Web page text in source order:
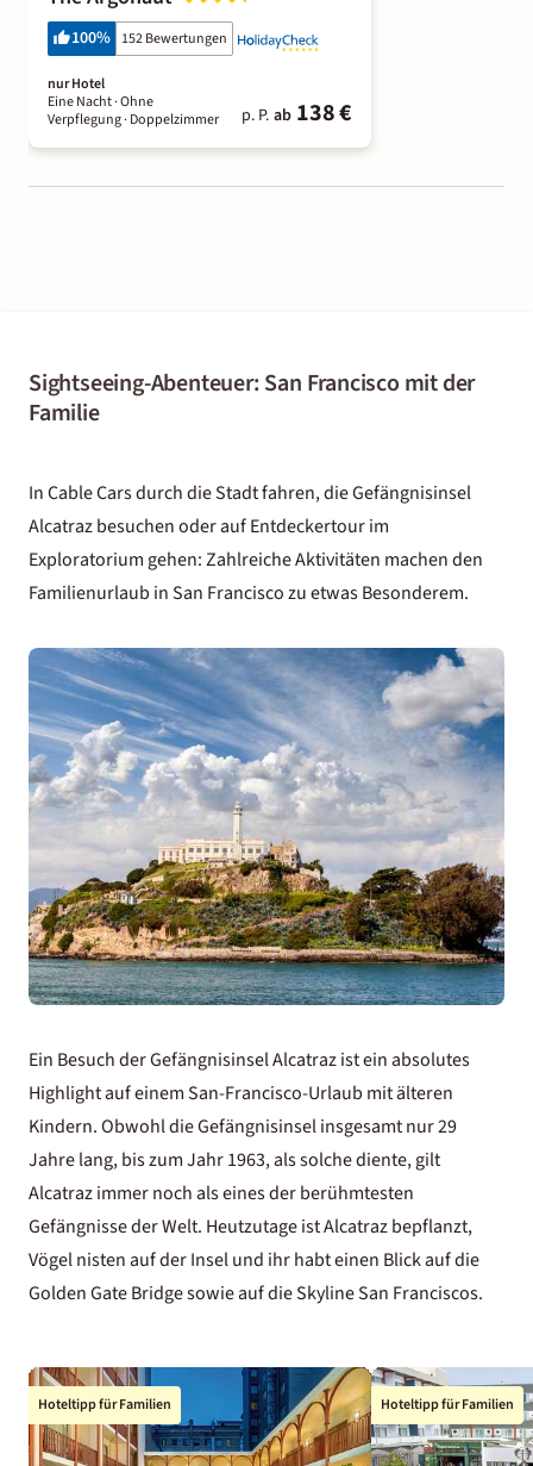
100% 152 Bewertungen
nur Hotel
Eine Nacht· Ohne
Verpflegung· Doppelzimmer p. P. ab 138 €
Sightseeing-Abenteuer: San Francisco mit der
Familie
In Cable Cars durch die Stadt fahren, die Gefängnisinsel
Alcatraz besuchen oder auf Entdeckertour im
Exploratorium gehen: Zahlreiche Aktivitäten machen den
Familienurlaub in San Francisco zu etwas Besonderem.
Ein Besuch der Gefängnisinsel Alcatraz ist ein absolutes
Highlight auf einem San-Francisco-Urlaub mit älteren
Kindern. Obwohl die Gefängnisinsel insgesamt nur 29
Jahre lang, bis zum Jahr 1963, als solche diente, gilt
Alcatraz immer noch als eines der berühmtesten
Gefängnisse der Welt. Heutzutage ist Alcatraz bepflanzt,
Vögel nisten auf der Insel und ihr habt einen Blick auf die
Golden Gate Bridge sowie auf die Skyline San Franciscos.
Hoteltipp für Familien Hoteltipp für Familien